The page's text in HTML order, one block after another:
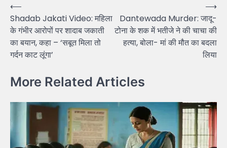
Post
navigation
⟵
Shadab Jakati Video: महिला
के गंभीर आरोपों पर शादाब जकाती
का बयान, कहा – ‘सबूत मिला तो
गर्दन काट लूंगा’
Dantewada Murder: जादू-
टोना के शक में भतीजे ने की चाचा की
हत्या, बोला- मां की मौत का बदला
लिया
⟶
More Related Articles